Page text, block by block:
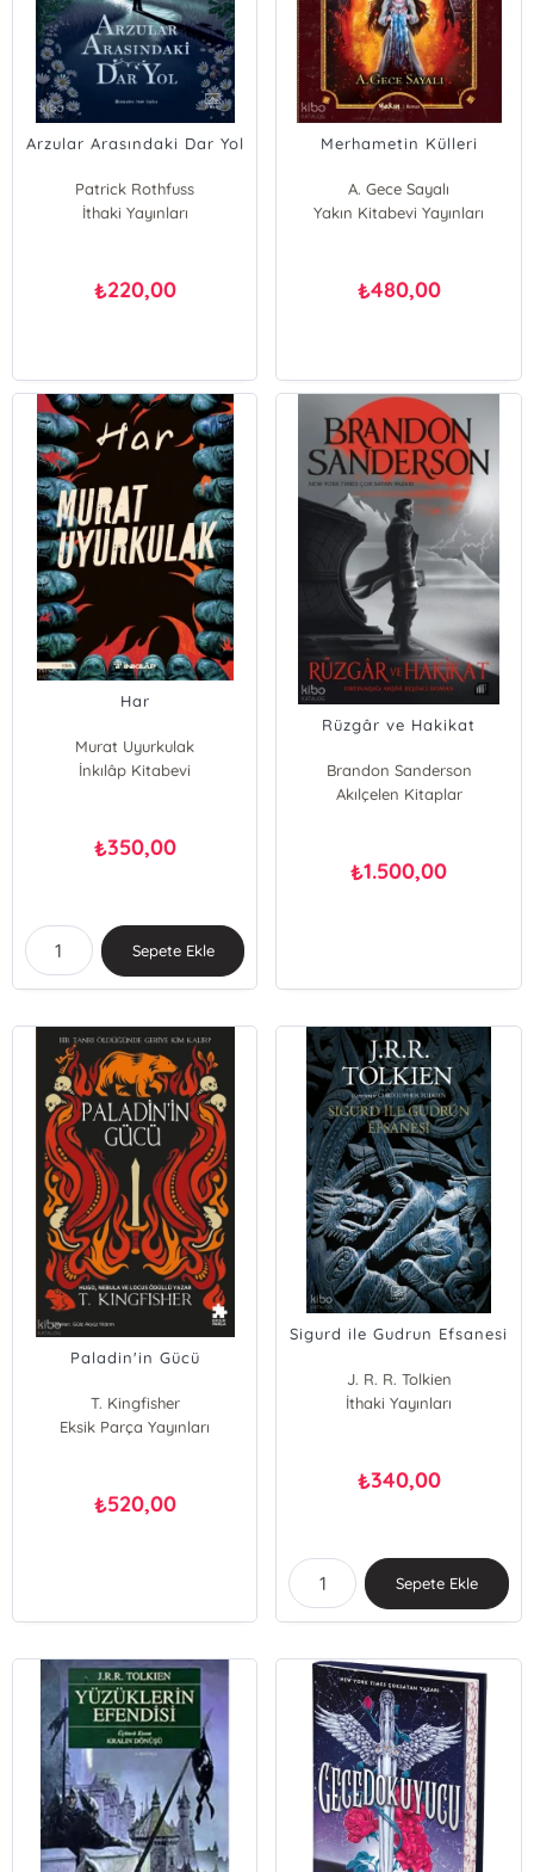
Arzular Arasındaki Dar Yol
Patrick Rothfuss
İthaki Yayınları
₺220,00
Merhametin Külleri
A. Gece Sayalı
Yakın Kitabevi Yayınları
₺480,00
Har
Murat Uyurkulak
İnkılâp Kitabevi
₺350,00
Sepete Ekle
Rüzgâr ve Hakikat
Brandon Sanderson
Akılçelen Kitaplar
₺1.500,00
Paladin'in Gücü
T. Kingfisher
Eksik Parça Yayınları
₺520,00
Sigurd ile Gudrun Efsanesi
J. R. R. Tolkien
İthaki Yayınları
₺340,00
Sepete Ekle